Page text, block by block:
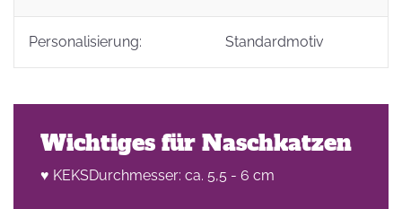
Personalisierung: Standardmotiv
Wichtiges für Naschkatzen
♥ KEKSDurchmesser: ca. 5,5 - 6 cm